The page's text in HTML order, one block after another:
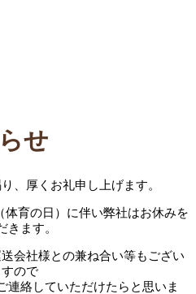
せ
、厚くお礼申し上げます。
体育の日）に伴い弊社はお休みを
きます。
会社様との兼ね合い等もござい
すので
連絡していただけたらと思いま